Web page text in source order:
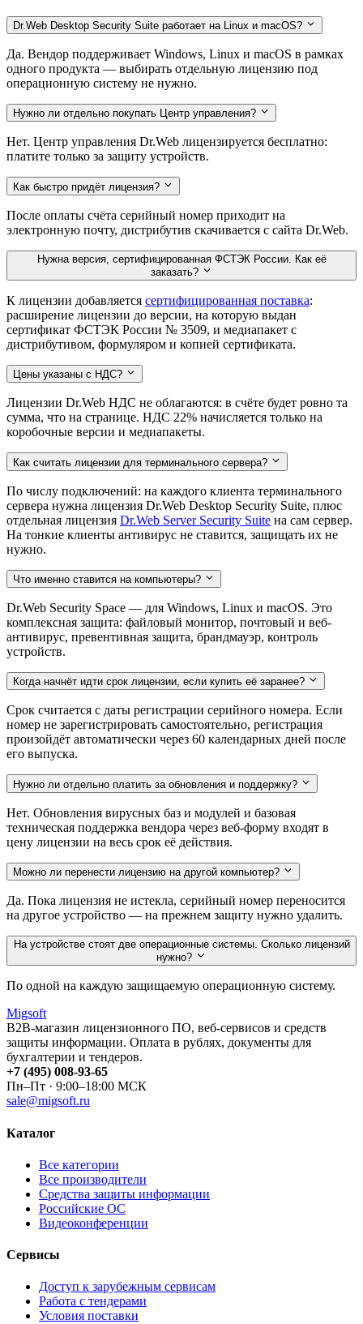
Dr.Web Desktop Security Suite работает на Linux и macOS?
Да. Вендор поддерживает Windows, Linux и macOS в рамках
одного продукта — выбирать отдельную лицензию под
операционную систему не нужно.
Нужно ли отдельно покупать Центр управления?
Нет. Центр управления Dr.Web лицензируется бесплатно:
платите только за защиту устройств.
Как быстро придёт лицензия?
После оплаты счёта серийный номер приходит на
электронную почту, дистрибутив скачивается с сайта Dr.Web.
Нужна версия, сертифицированная ФСТЭК России. Как её
заказать?
К лицензии добавляется сертифицированная поставка:
расширение лицензии до версии, на которую выдан
сертификат ФСТЭК России № 3509, и медиапакет с
дистрибутивом, формуляром и копией сертификата.
Цены указаны с НДС?
Лицензии Dr.Web НДС не облагаются: в счёте будет ровно та
сумма, что на странице. НДС 22% начисляется только на
коробочные версии и медиапакеты.
Как считать лицензии для терминального сервера?
По числу подключений: на каждого клиента терминального
сервера нужна лицензия Dr.Web Desktop Security Suite, плюс
отдельная лицензия Dr.Web Server Security Suite на сам сервер.
На тонкие клиенты антивирус не ставится, защищать их не
нужно.
Что именно ставится на компьютеры?
Dr.Web Security Space — для Windows, Linux и macOS. Это
комплексная защита: файловый монитор, почтовый и веб-
антивирус, превентивная защита, брандмауэр, контроль
устройств.
Когда начнёт идти срок лицензии, если купить её заранее?
Срок считается с даты регистрации серийного номера. Если
номер не зарегистрировать самостоятельно, регистрация
произойдёт автоматически через 60 календарных дней после
его выпуска.
Нужно ли отдельно платить за обновления и поддержку?
Нет. Обновления вирусных баз и модулей и базовая
техническая поддержка вендора через веб-форму входят в
цену лицензии на весь срок её действия.
Можно ли перенести лицензию на другой компьютер?
Да. Пока лицензия не истекла, серийный номер переносится
на другое устройство — на прежнем защиту нужно удалить.
На устройстве стоят две операционные системы. Сколько лицензий
нужно?
По одной на каждую защищаемую операционную систему.
Migsoft
B2B-магазин лицензионного ПО, веб-сервисов и средств
защиты информации. Оплата в рублях, документы для
бухгалтерии и тендеров.
+7 (495) 008-93-65
Пн–Пт · 9:00–18:00 МСК
sale@migsoft.ru
Каталог
Все категории
Все производители
Средства защиты информации
Российские ОС
Видеоконференции
Сервисы
Доступ к зарубежным сервисам
Работа с тендерами
Условия поставки